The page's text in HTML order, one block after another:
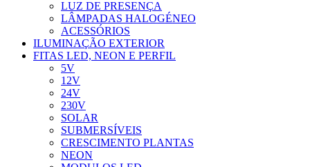
LUZ DE PRESENÇA
LÂMPADAS HALOGÉNEO
ACESSÓRIOS
ILUMINAÇÃO EXTERIOR
FITAS LED, NEON E PERFIL
5V
12V
24V
230V
SOLAR
SUBMERSÍVEIS
CRESCIMENTO PLANTAS
NEON